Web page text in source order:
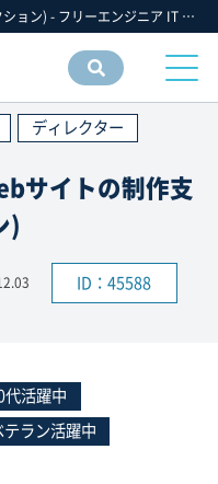
通信系Webサイトの制作支援(Webディレクション) - フリーエンジニア IT 案件 求人【エンジニアルーム】ITフリーランス ITエンジニア IT個人事業主 仕事 転職 募集
情報
検索
ディレクター
サイトの制作支
)
ID：45588
代活躍中
テラン活躍中